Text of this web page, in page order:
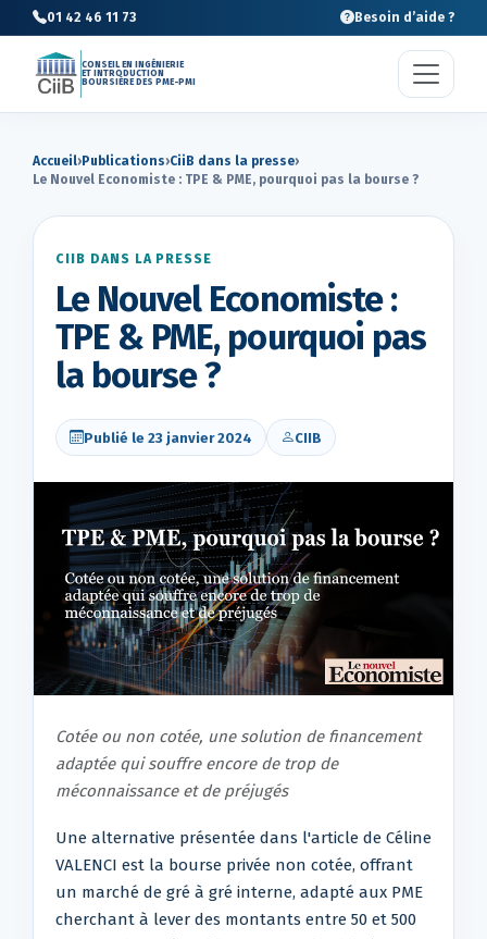
01 42 46 11 73 Besoin d’aide ?
CONSEIL EN INGÉNIERIE
ET INTRODUCTION
BOURSIÈRE DES PME-PMI
Accueil› Publications›CiiB dans la presse›
Le Nouvel Economiste : TPE & PME, pourquoi pas la bourse ?
CIIB DANS LA PRESSE
Le Nouvel Economiste :
TPE & PME, pourquoi pas
la bourse ?
Publié le 23 janvier 2024 CIIB
Cotée ou non cotée, une solution de financement
adaptée qui souffre encore de trop de
méconnaissance et de préjugés
Une alternative présentée dans l'article de Céline
VALENCI est la bourse privée non cotée, offrant
un marché de gré à gré interne, adapté aux PME
cherchant à lever des montants entre 50 et 500